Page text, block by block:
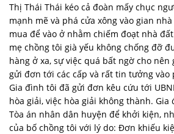
Thị Thái Thái kéo cả đoàn mấy chục
mạnh mẽ và phá cửa xông vào gian
mua để vào ở nhằm chiếm đoạt nhà
mẹ chồng tôi già yếu không chống đỡ
hàng ở xa, sự việc quá bất ngờ cho
gửi đơn tới các cấp và rất tin tưởng vào
Gia đình tôi đã gửi đơn kêu cứu tới
hòa giải, việc hòa giải không thành.
Tòa án nhân dân huyện để khởi kiện,
của bố chồng tôi với lý do: Đơn khiếu